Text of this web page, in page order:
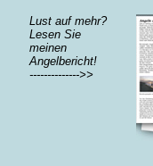
Lust auf mehr?
Lesen Sie
meinen
Angelbericht!
-------------->>